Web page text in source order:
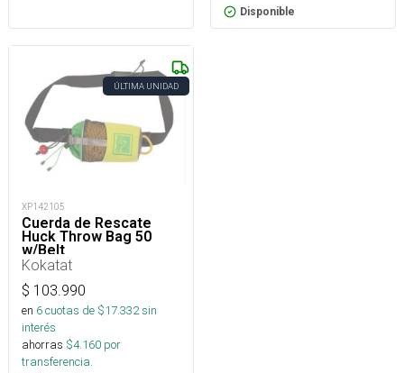
Disponible
ÚLTIMA UNIDAD
XP142105
Cuerda de Rescate
Huck Throw Bag 50
w/Belt
Kokatat
$ 103.990
en 6cuotas de $17.332sin
interés
ahorras $4.160 por
transferencia.